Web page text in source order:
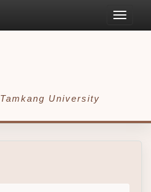
Toggle
Tamkang University